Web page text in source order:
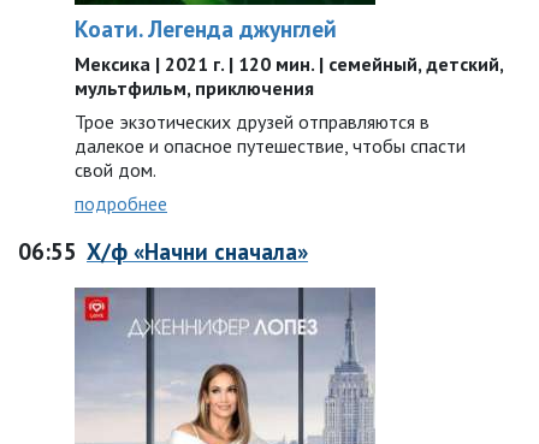
Коати. Легенда джунглей
Мексика | 2021 г. | 120 мин. | семейный, детский,
мультфильм, приключения
Трое экзотических друзей отправляются в
далекое и опасное путешествие, чтобы спасти
свой дом.
подробнее
06:55 Х/ф «Начни сначала»